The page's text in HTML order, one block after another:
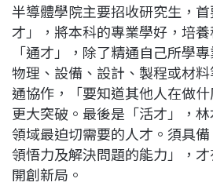
半導體學院主要招收研究生，
才」，將本科的專業學好，培
「通才」，除了精通自己所學
物理、設備、設計、製程或材
通協作，「要知道其他人在做
更大突破。最後是「活才」，
領域最迫切需要的人才。須具
領悟力及解決問題的能力」，
開創新局。